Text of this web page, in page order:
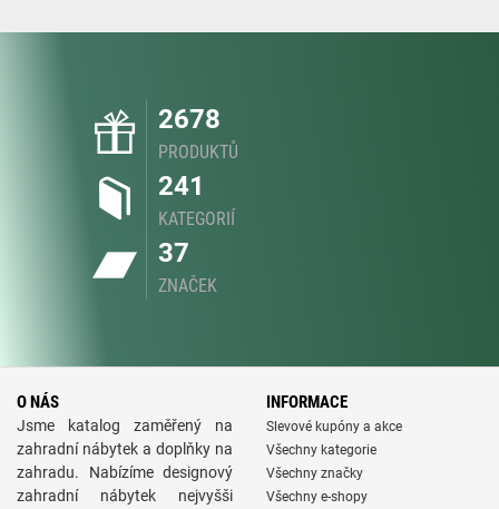
2678
PRODUKTŮ
241
KATEGORIÍ
37
ZNAČEK
O NÁS
Jsme katalog zaměřený na
zahradní nábytek a doplňky na
zahradu. Nabízíme designový
zahradní nábytek nejvyšši
INFORMACE
Slevové kupóny a akce
Všechny kategorie
Všechny značky
Všechny e-shopy